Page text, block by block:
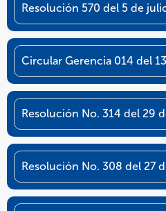
Resolución 570 del 5 de
Circular Gerencia 014 del
Resolución No. 314 del 29
Resolución No. 308 del 27